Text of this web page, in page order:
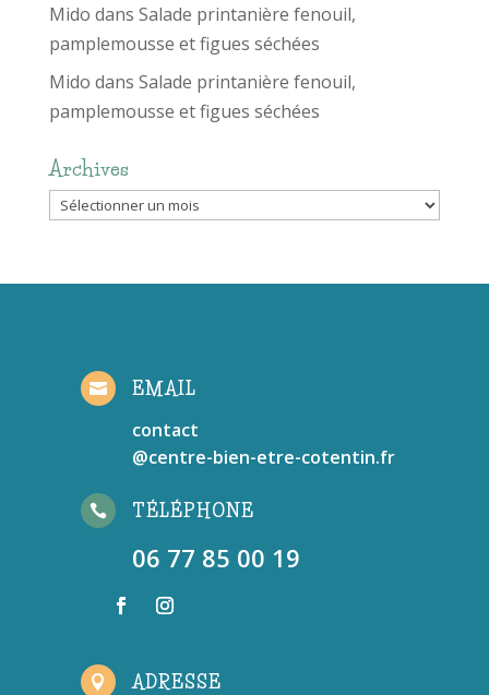
Mido dans Salade printanière fenouil,
pamplemousse et figues séchées
Mido dans Salade printanière fenouil,
pamplemousse et figues séchées
Archives
Archives
 EMAIL
contact
@centre-bien-etre-cotentin.fr
 TÉLÉPHONE
06 77 85 00 19
 ADRESSE